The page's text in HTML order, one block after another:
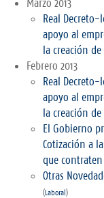
Real Decreto-
apoyo al
la creación
Febrero 2013
Real Decreto-
apoyo al
la creación
El Gobierno
Cotización a
que
Otras
(Laboral)